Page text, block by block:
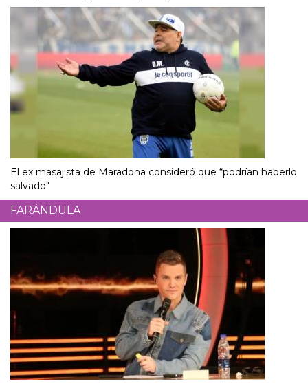
El ex masajista de Maradona consideró que “podrían haberlo
salvado"
FARÁNDULA